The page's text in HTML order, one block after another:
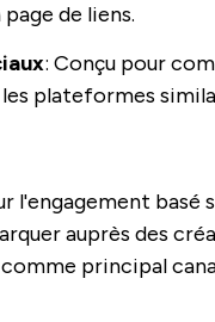
de liens.
: Conçu pour
plateformes
l'engagement basé
auprès des
principal